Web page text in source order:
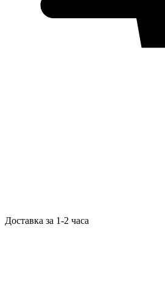
Доставка за 1-2 часа